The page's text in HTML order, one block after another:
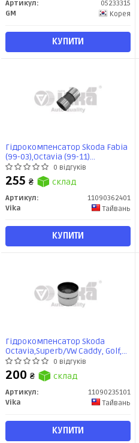
Артикул:
05233315
GM
Корея
КУПИТИ
Гідрокомпенсатор Skoda Fabia
(99-03),Octavia (99-11)
(11090362401) VIKA
0 відгуків
255 ₴ склад
Артикул:
11090362401
Vika
Тайвань
КУПИТИ
Гідрокомпенсатор Skoda
Octavia,Superb/VW Caddy, Golf,
Jetta, Passat (01-11) (кратно 8)
(11090235101) VIKA
0 відгуків
200 ₴ склад
Артикул:
11090235101
Vika
Тайвань
КУПИТИ